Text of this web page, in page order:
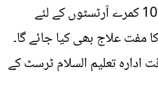
کو خاص اہمیت دینے کے علاوہ 10 کمرے آرٹسٹوں کے لئے
علاج بھی کیا جائے گا۔
تعلیم السلام ٹرسٹ کے